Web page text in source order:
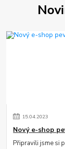
15.04.2023
Nový e-shop
Připravili jsme si